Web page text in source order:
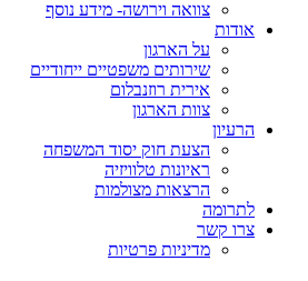
צוואה וירושה- מידע נוסף
אודות
על הארגון
שירותים משפטיים ייחודיים
אירית רוזנבלום
צוות הארגון
הרעיון
הצעת חוק יסוד המשפחה
ראיונות טלוויזיה
הרצאות מצולמות
לתרומה
צרו קשר
מדיניות פרטיות